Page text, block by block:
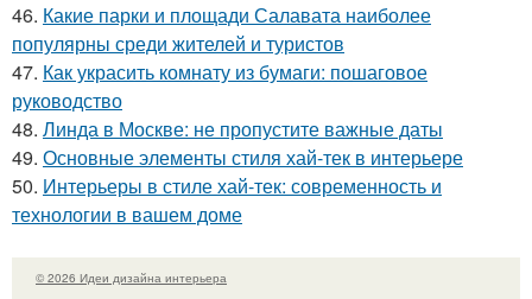
46. Какие парки и площади Салавата наиболее
популярны среди жителей и туристов
47. Как украсить комнату из бумаги: пошаговое
руководство
48. Линда в Москве: не пропустите важные даты
49. Основные элементы стиля хай-тек в интерьере
50. Интерьеры в стиле хай-тек: современность и
технологии в вашем доме
© 2026 Идеи дизайна интерьера